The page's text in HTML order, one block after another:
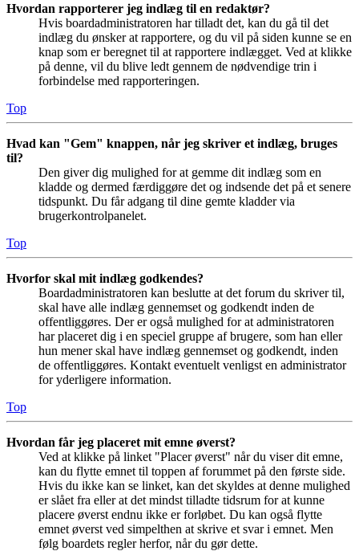
Hvordan rapporterer jeg indlæg til en redaktør?
Hvis boardadministratoren har tilladt det, kan du gå til det
indlæg du ønsker at rapportere, og du vil på siden kunne se en
knap som er beregnet til at rapportere indlægget. Ved at klikke
på denne, vil du blive ledt gennem de nødvendige trin i
forbindelse med rapporteringen.
Top
Hvad kan "Gem" knappen, når jeg skriver et indlæg, bruges
til?
Den giver dig mulighed for at gemme dit indlæg som en
kladde og dermed færdiggøre det og indsende det på et senere
tidspunkt. Du får adgang til dine gemte kladder via
brugerkontrolpanelet.
Top
Hvorfor skal mit indlæg godkendes?
Boardadministratoren kan beslutte at det forum du skriver til,
skal have alle indlæg gennemset og godkendt inden de
offentliggøres. Der er også mulighed for at administratoren
har placeret dig i en speciel gruppe af brugere, som han eller
hun mener skal have indlæg gennemset og godkendt, inden
de offentliggøres. Kontakt eventuelt venligst en administrator
for yderligere information.
Top
Hvordan får jeg placeret mit emne øverst?
Ved at klikke på linket "Placer øverst" når du viser dit emne,
kan du flytte emnet til toppen af forummet på den første side.
Hvis du ikke kan se linket, kan det skyldes at denne mulighed
er slået fra eller at det mindst tilladte tidsrum for at kunne
placere øverst endnu ikke er forløbet. Du kan også flytte
emnet øverst ved simpelthen at skrive et svar i emnet. Men
følg boardets regler herfor, når du gør dette.